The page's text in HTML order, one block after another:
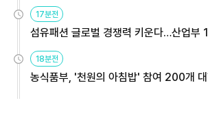
17분전
섬유패션 글로벌 경쟁력 키운다…산업부
18분전
농식품부, '천원의 아침밥' 참여 200개